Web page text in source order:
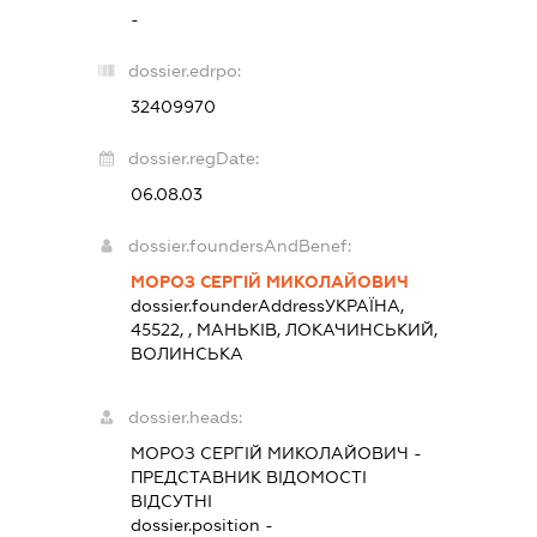
-
dossier.edrpo:
32409970
dossier.regDate:
06.08.03
dossier.foundersAndBenef:
МОРОЗ СЕРГІЙ МИКОЛАЙОВИЧ
dossier.founderAddressУКРАЇНА,
45522, , МАНЬКІВ, ЛОКАЧИНСЬКИЙ,
ВОЛИНСЬКА
dossier.heads:
МОРОЗ СЕРГІЙ МИКОЛАЙОВИЧ -
ПРЕДСТАВНИК ВІДОМОСТІ
ВІДСУТНІ
dossier.position -